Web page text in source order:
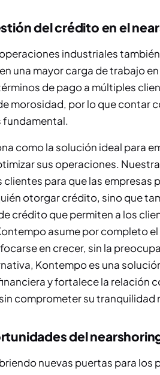
del crédito en el
industriales
una mayor carga de trabajo
de pago a múltiples
morosidad, por lo que contar
fundamental.
como la solución ideal para
sus operaciones.
para que las empresas
otorgar crédito, sino que
crédito que permiten a los
asume por completo
en crecer, sin la
Kontempo es una
y fortalece la relación
comprometer su tranquilidad
del
nuevas puertas para los